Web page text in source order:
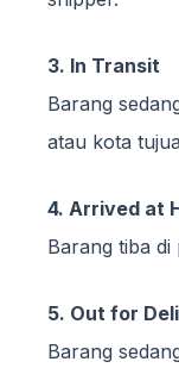
3. In Transit
Barang
atau kota
4. Arrived at
Barang tiba di
5. Out for
Barang